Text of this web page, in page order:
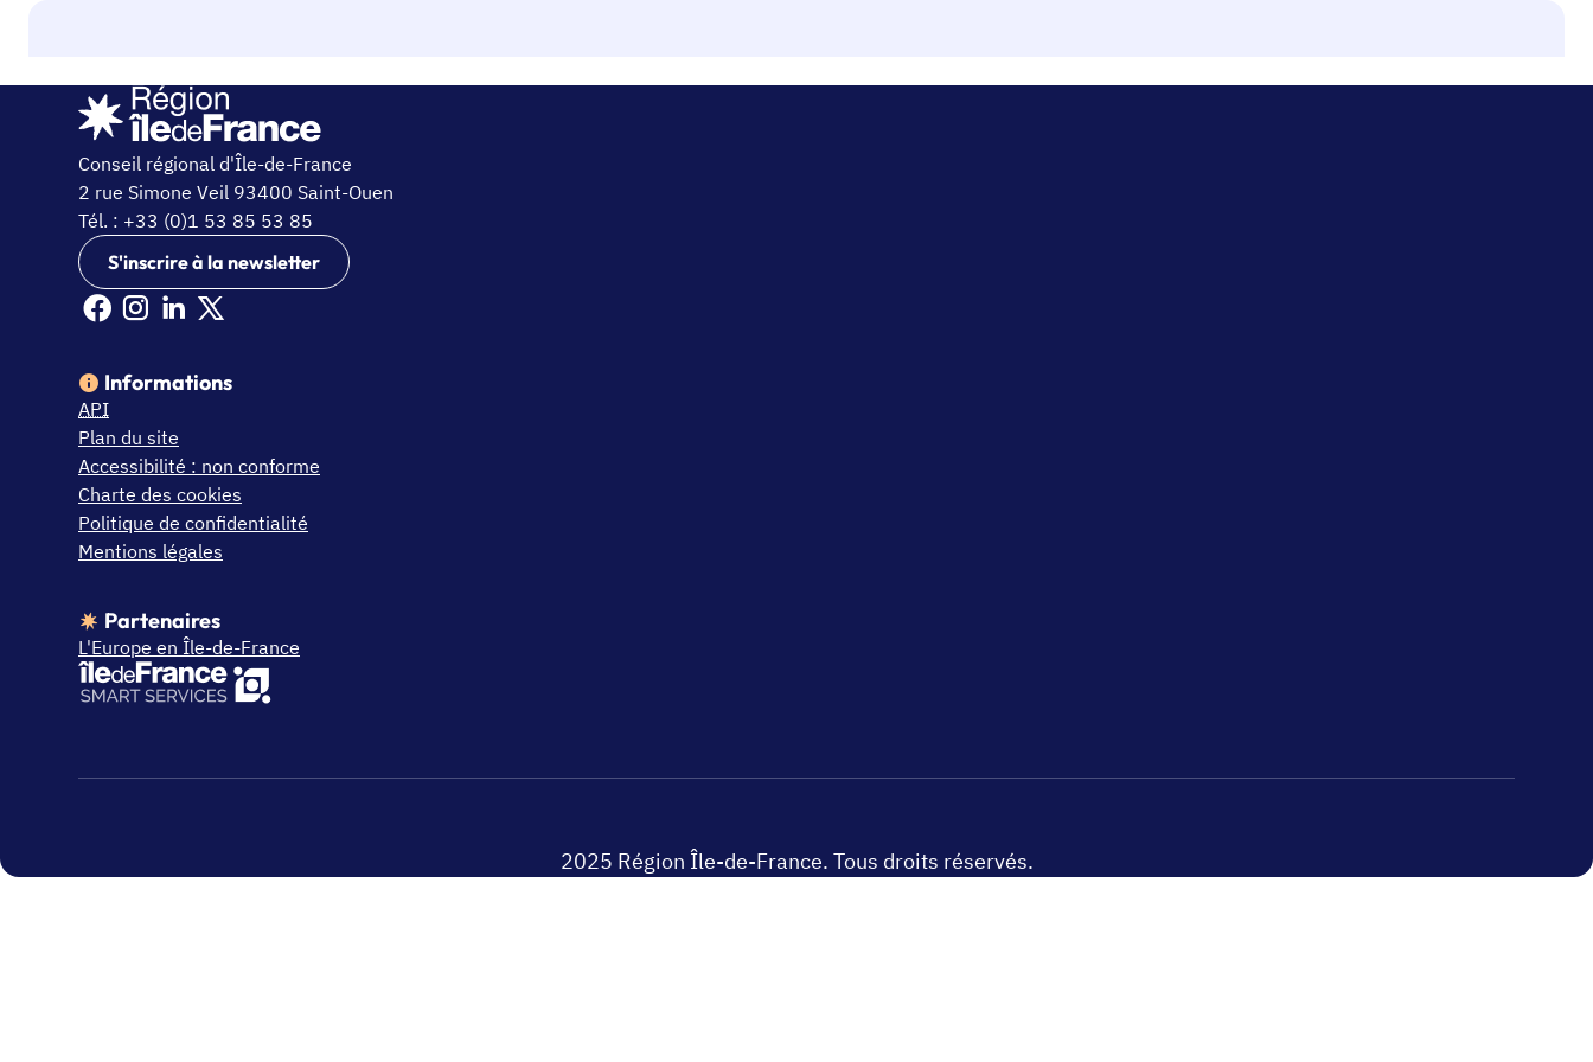
Conseil régional d'Île-de-France
2 rue Simone Veil 93400 Saint-Ouen
Tél. : +33 (0)1 53 85 53 85
S'inscrire à la newsletter
Facebook Ile de France (nouvelle fenêtre)
Instagram Ile de France (nouvelle fenêtre)
Linkedin Ile de France (nouvelle fenêtre)
X Ile de France (nouvelle fenêtre)
Informations
API
Plan du site
Accessibilité : non conforme
Charte des cookies
Politique de confidentialité
Mentions légales
Partenaires
L'Europe en Île-de-France
2025 Région Île-de-France. Tous droits réservés.